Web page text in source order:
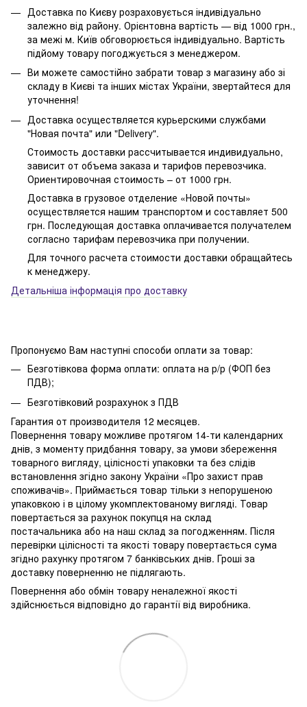
Доставка по Києву розраховується індивідуально
залежно від району. Орієнтовна вартість — від 1000 грн.,
за межі м. Київ обговорюється індивідуально. Вартість
підйому товару погоджується з менеджером.
Ви можете самостійно забрати товар з магазину або зі
складу в Києві та інших містах України, звертайтеся для
уточнення!
Доставка осуществляется курьерскими службами
"Новая почта" или "Delivery".
Стоимость доставки рассчитывается индивидуально,
зависит от объема заказа и тарифов перевозчика.
Ориентировочная стоимость – от 1000 грн.
Доставка в грузовое отделение «Новой почты»
осуществляется нашим транспортом и составляет 500
грн. Последующая доставка оплачивается получателем
согласно тарифам перевозчика при получении.
Для точного расчета стоимости доставки обращайтесь
к менеджеру.
Детальніша інформація про доставку
Пропонуємо Вам наступні способи оплати за товар:
Безготівкова форма оплати: оплата на р/р (ФОП без
ПДВ);
Безготівковий розрахунок з ПДВ
Гарантия от производителя 12 месяцев.
Повернення товару можливе протягом 14-ти календарних
днів, з моменту придбання товару, за умови збереження
товарного вигляду, цілісності упаковки та без слідів
встановлення згідно закону України «Про захист прав
споживачів». Приймається товар тільки з непорушеною
упаковкою і в цілому укомплектованому вигляді. Товар
повертається за рахунок покупця на склад
постачальника або на наш склад за погодженням. Після
перевірки цілісності та якості товару повертається сума
згідно рахунку протягом 7 банківських днів. Гроші за
доставку поверненню не підлягають.
Повернення або обмін товару неналежної якості
здійснюється відповідно до гарантії від виробника.